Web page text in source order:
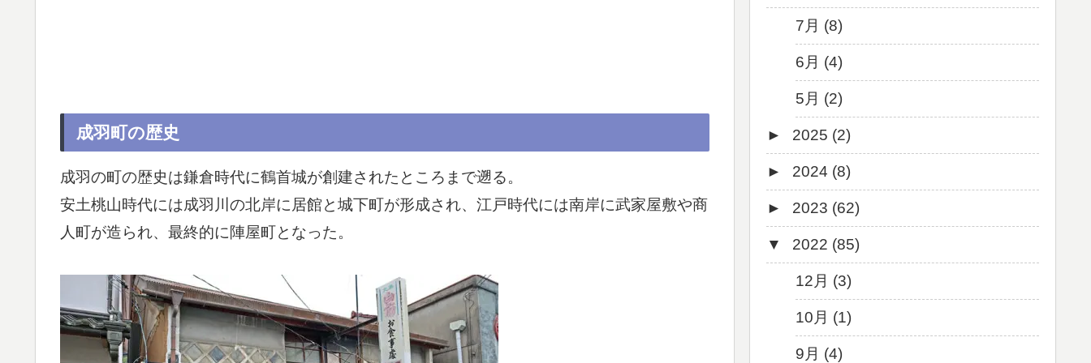
成羽町の歴史
成羽の町の歴史は鎌倉時代に鶴首城が創建されたところまで遡る。
安土桃山時代には成羽川の北岸に居館と城下町が形成され、江戸時代には南岸に武家屋敷や商
人町が造られ、最終的に陣屋町となった。
7月 (8)
6月 (4)
5月 (2)
► 2025 (2)
12月 (1)
6月 (1)
► 2024 (8)
8月 (1)
7月 (1)
5月 (2)
4月 (3)
3月 (1)
► 2023 (62)
9月 (1)
8月 (1)
7月 (8)
6月 (5)
▼ 2022 (85)
12月 (3)
10月 (1)
9月 (4)